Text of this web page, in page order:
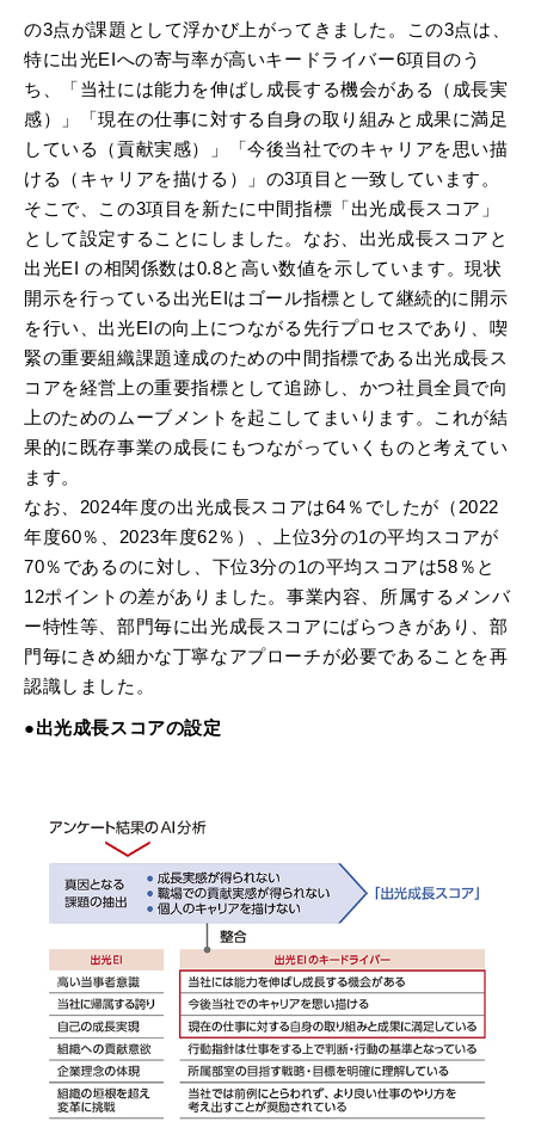
の3点が課題として浮かび上がってきました。この3点は、
特に出光EIへの寄与率が高いキードライバー6項目のう
ち、「当社には能力を伸ばし成長する機会がある（成長実
感）」「現在の仕事に対する自身の取り組みと成果に満足
している（貢献実感）」「今後当社でのキャリアを思い描
ける（キャリアを描ける）」の3項目と一致しています。
そこで、この3項目を新たに中間指標「出光成長スコア」
として設定することにしました。なお、出光成長スコアと
出光EI の相関係数は0.8と高い数値を示しています。現状
開示を行っている出光EIはゴール指標として継続的に開示
を行い、出光EIの向上につながる先行プロセスであり、喫
緊の重要組織課題達成のための中間指標である出光成長ス
コアを経営上の重要指標として追跡し、かつ社員全員で向
上のためのムーブメントを起こしてまいります。これが結
果的に既存事業の成長にもつながっていくものと考えてい
ます。
なお、2024年度の出光成長スコアは64％でしたが（2022
年度60％、2023年度62％）、上位3分の1の平均スコアが
70％であるのに対し、下位3分の1の平均スコアは58％と
12ポイントの差がありました。事業内容、所属するメンバ
ー特性等、部門毎に出光成長スコアにばらつきがあり、部
門毎にきめ細かな丁寧なアプローチが必要であることを再
認識しました。
●出光成長スコアの設定